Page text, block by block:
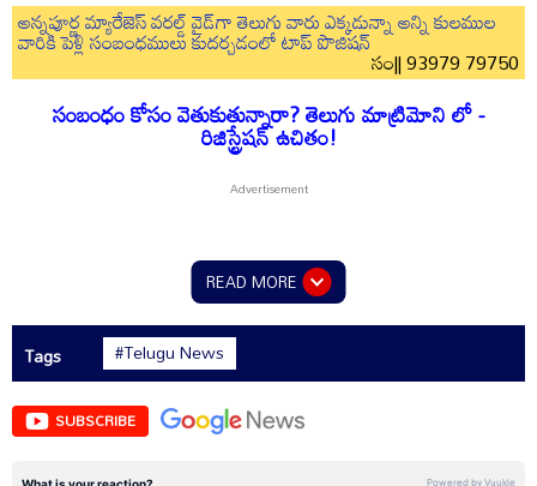
అన్నపూర్ణ మ్యారేజెస్ వరల్డ్ వైడ్‌గా తెలుగు వారు ఎక్కడున్నా అన్ని కులముల
వారికి పెళ్లి సంబంధములు కుదర్చడంలో టాప్ పొజిషన్
సం|| 93979 79750
సంబంధం కోసం వెతుకుతున్నారా? తెలుగు మాట్రిమోని లో -
రిజిస్ట్రేషన్ ఉచితం!
READ MORE
Tags #Telugu News
SUBSCRIBE